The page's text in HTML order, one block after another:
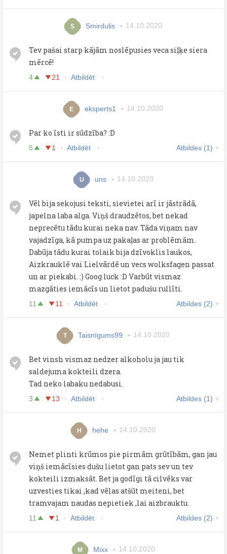
S Smirdulis 14.10.2020
Tev pašai starp kājām noslēpusies veca siļķe siera
mērcē!
4 21 Atbildēt
E eksperts1 14.10.2020
Par ko īsti ir sūdzība? :D
5 1 Atbildēt Atbildes (1)
U uns 14.10.2020
Vēl bija sekojusi teksti, sievietei arī ir jāstrādā,
japelna laba alga. Viņš draudzētos, bet nekad
neprecētu tādu kurai neka nav. Tāda viņam nav
vajadzīga, kā pumpa uz pakaļas ar problēmām.
Dabūja tādu kurai tolaik bija dzīvoklis laukos,
Aizkrauklē vai Lielvārdē un vecs wolksfagen passat
un ar piekabi. :) Goog luck :D Varbūt vismaz
mazgāties iemācīs un lietot padušu rullīti.
11 11 Atbildēt Atbildes (2)
T Taisnīgums99 14.10.2020
Bet vinsh vismaz nedzer alkoholu ja jau tik
saldejuma kokteili dzera.
Tad neko labaku nedabusi.
3 13 Atbildēt Atbildes (1)
H hehe 14.10.2020
Nemet plinti krūmos pie pirmām grūtībām, gan jau
viņš iemācīsies dušu lietot gan pats sev un tev
kokteili izmaksāt. Bet ja godīgi tā cilvēks var
uzvesties tikai ,kad vēlas atšūt meiteni, bet
tramvajam naudas nepietiek ,lai aizbrauktu.
11 1 Atbildēt Atbildes (2)
M Mixx 14.10.2020